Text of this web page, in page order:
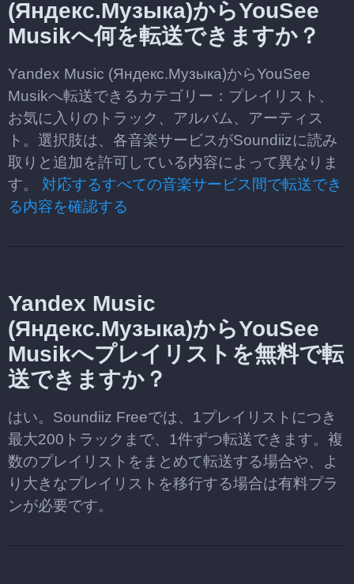
(Яндекс.Музыка)からYouSee
Musikへ何を転送できますか？
Yandex Music (Яндекс.Музыка)からYouSee
Musikへ転送できるカテゴリー：プレイリスト、
お気に入りのトラック、アルバム、アーティス
ト。選択肢は、各音楽サービスがSoundiizに読み
取りと追加を許可している内容によって異なりま
す。 対応するすべての音楽サービス間で転送でき
る内容を確認する
Yandex Music
(Яндекс.Музыка)からYouSee
Musikへプレイリストを無料で転
送できますか？
はい。Soundiiz Freeでは、1プレイリストにつき
最大200トラックまで、1件ずつ転送できます。複
数のプレイリストをまとめて転送する場合や、よ
り大きなプレイリストを移行する場合は有料プラ
ンが必要です。